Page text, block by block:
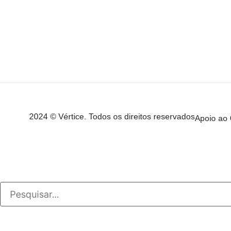
2024 © Vértice. Todos os direitos reservadosApoio ao